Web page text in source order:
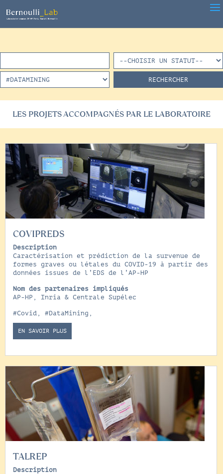
LES PROJETS ACCOMPAGNÉS PAR LE LABORATOIRE
COVIPREDS
Description
Caractérisation et prédiction de la survenue de
formes graves ou létales du COVID-19 à partir des
données issues de l’EDS de l’AP-HP
Nom des partenaires impliqués
AP-HP, Inria & Centrale Supélec
#Covid , #DataMining ,
EN SAVOIR PLUS
TALREP
Description